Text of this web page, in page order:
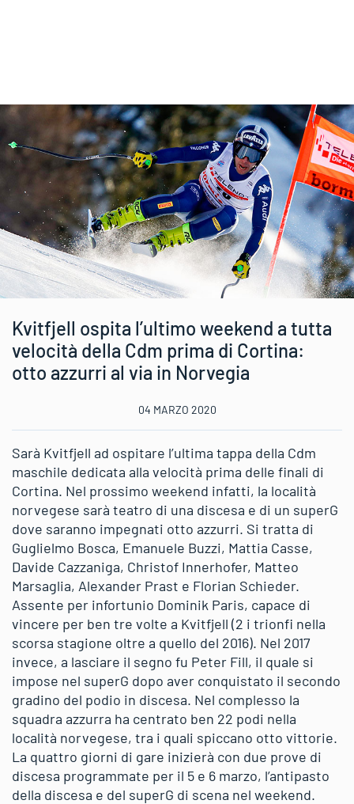
Kvitfjell ospita l’ultimo weekend a tutta
velocità della Cdm prima di Cortina:
otto azzurri al via in Norvegia
04 MARZO 2020
Sarà Kvitfjell ad ospitare l’ultima tappa della Cdm
maschile dedicata alla velocità prima delle finali di
Cortina. Nel prossimo weekend infatti, la località
norvegese sarà teatro di una discesa e di un superG
dove saranno impegnati otto azzurri. Si tratta di
Guglielmo Bosca, Emanuele Buzzi, Mattia Casse,
Davide Cazzaniga, Christof Innerhofer, Matteo
Marsaglia, Alexander Prast e Florian Schieder.
Assente per infortunio Dominik Paris, capace di
vincere per ben tre volte a Kvitfjell (2 i trionfi nella
scorsa stagione oltre a quello del 2016). Nel 2017
invece, a lasciare il segno fu Peter Fill, il quale si
impose nel superG dopo aver conquistato il secondo
gradino del podio in discesa. Nel complesso la
squadra azzurra ha centrato ben 22 podi nella
località norvegese, tra i quali spiccano otto vittorie.
La quattro giorni di gare inizierà con due prove di
discesa programmate per il 5 e 6 marzo, l’antipasto
della discesa e del superG di scena nel weekend.